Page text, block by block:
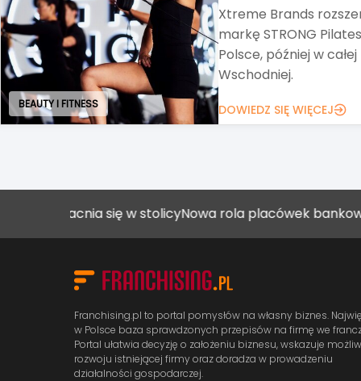
ART. SPOŻYWCZE I FMCG
Alimentation Couche-
Circle K, zawarł
wszystkich akcji
DOWIEDZ SIĘ WIĘCEJ
się w stolicyNowa rola placówek bankowych
Franchising.pl to portal pomysłów na własny biznes.
w Polsce baza sprawdzonych przepisów na firmę we
Portal ułatwia decyzję o założeniu biznesu, wskazuje
rozwoju istniejącej firmy oraz doradza w prowadzeniu
działalności gospodarczej.